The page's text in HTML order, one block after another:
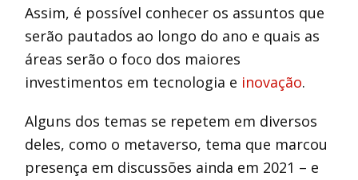
Assim, é possível conhecer os assuntos que
serão pautados ao longo do ano e quais as
áreas serão o foco dos maiores
investimentos em tecnologia e inovação.
Alguns dos temas se repetem em diversos
deles, como o metaverso, tema que marcou
presença em discussões ainda em 2021 – e